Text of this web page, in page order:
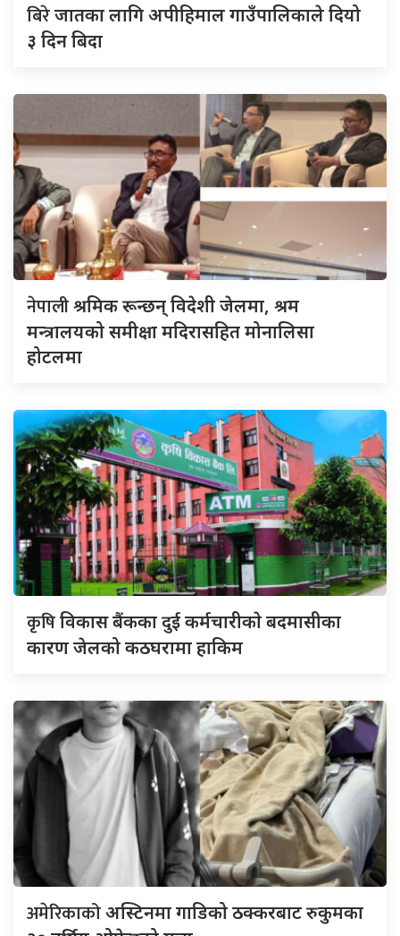
बिरेजातका लागि अपीहिमाल गाउँपालिकाले दियो
३ दिन बिदा
नेपालीश्रमिक रून्छन् विदेशी जेलमा, श्रम
मन्त्रालयको समीक्षा मदिरासहित मोनालिसा
होटलमा
कृषिविकास बैंकका दुई कर्मचारीकाे बदमासीका
कारण जेलको कठघरामा हाकिम
अमेरिकाकोअस्टिनमा गाडिको ठक्करबाट रुकुमका